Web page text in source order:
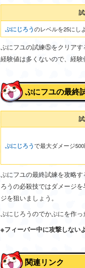
ぷにじろうのレベルを25にし
ぷにフユの試練⑤をクリアす
経験値は多くないので、経験
ぷにフユの最終
ぷにじろうで最大ダメージ
ぷにフユの最終試練を攻略
ろうの必殺技ではダメージ
ジを狙いましょう。
ぷにじろうのでかぷにを作
※フィーバー中に攻撃しない
関連リンク